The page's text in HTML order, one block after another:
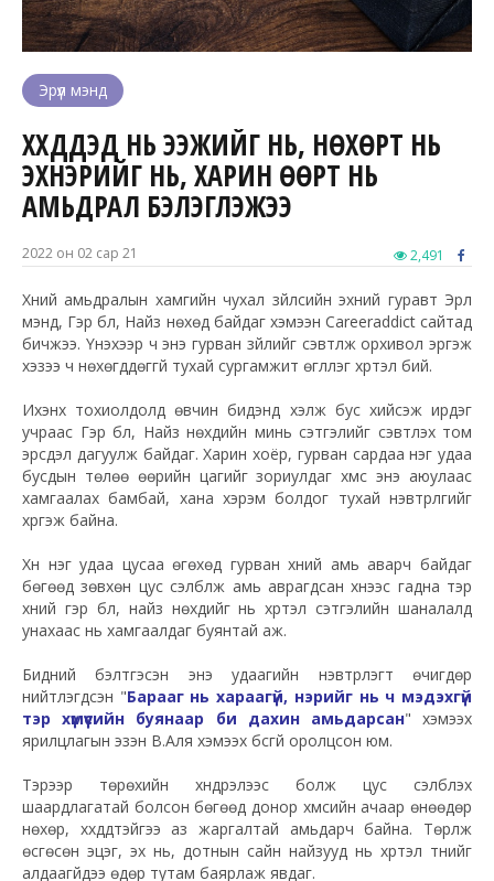
Эрүүл мэнд
ХҮҮХДҮҮДЭД НЬ ЭЭЖИЙГ НЬ, НӨХӨРТ НЬ
ЭХНЭРИЙГ НЬ, ХАРИН ӨӨРТ НЬ
АМЬДРАЛ БЭЛЭГЛЭЖЭЭ
2022 он 02 сар 21 2,491
Хүний амьдралын хамгийн чухал зүйлсийн эхний гуравт Эрүүл
мэнд, Гэр бүл, Найз нөхөд байдаг хэмээн Careeraddict сайтад
бичжээ. Үнэхээр ч энэ гурван зүйлийг сэвтүүлж орхивол эргэж
хэзээ ч нөхөгддөггүй тухай сургамжит өгүүллэг хүртэл бий.
Ихэнх тохиолдолд өвчин бидэнд хэлж бус хийсэж ирдэг
учраас Гэр бүл, Найз нөхдийн минь сэтгэлийг сэвтүүлэх том
эрсдэл дагуулж байдаг. Харин хоёр, гурван сардаа нэг удаа
бусдын төлөө өөрийн цагийг зориулдаг хүмүүс энэ аюулаас
хамгаалах бамбай, хана хэрэм болдог тухай нэвтрүүлгийг
хүргэж байна.
Хүн нэг удаа цусаа өгөхөд гурван хүний амь аварч байдаг
бөгөөд зөвхөн цус сэлбүүлж амь аврагдсан хүнээс гадна тэр
хүний гэр бүл, найз нөхдийг нь хүртэл сэтгэлийн шаналалд
унахаас нь хамгаалдаг буянтай аж.
Бидний бэлтгэсэн энэ удаагийн нэвтрүүлэгт өчигдөр
нийтлэгдсэн "Барааг нь хараагүй, нэрийг нь ч мэдэхгүй
тэр хүмүүсийн буянаар би дахин амьдарсан" хэмээх
ярилцлагын эзэн В.Аля хэмээх бүсгүй оролцсон юм.
Тэрээр төрөхийн хүндрэлээс болж цус сэлбүүлэх
шаардлагатай болсон бөгөөд донор хүмүүсийн ачаар өнөөдөр
нөхөр, хүүхдүүдтэйгээ аз жаргалтай амьдарч байна. Төрүүлж
өсгөсөн эцэг, эх нь, дотнын сайн найзууд нь хүртэл түүнийг
алдаагүйдээ өдөр тутам баярлаж явдаг.